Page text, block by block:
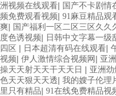
洲视频在线观看| 国产不卡剧情
频免费观看视频| 91麻豆精品观
爽| 国产福利一区二区三区久久
度色诱视频| 日韩中文字幕一级
四区 | 日本超清有码在线观看|
视频| 伊人激情综合视频网 | 亚
操天天射天天干天天日 | 亚洲
色天天狠天天透| 我的嫂子伦理
里只有精品| 91在线免费精品视